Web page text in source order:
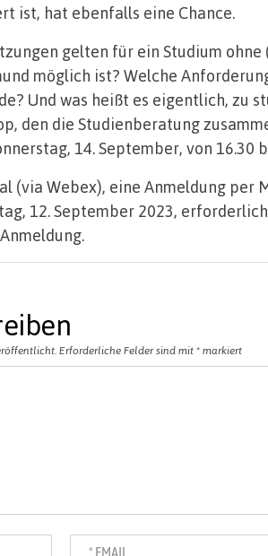
ist, hat ebenfalls eine Chance.
gelten für ein Studium
möglich ist? Welche
Und was heißt es eigentlich, zu
den die Studienberatung
14. September, von 16.30
(via Webex), eine Anmeldung per
12. September 2023,
Erforderliche Felder sind mit * markiert